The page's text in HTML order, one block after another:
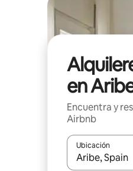
en
Encuentra y
Airbnb
Ubicación
Cuando los